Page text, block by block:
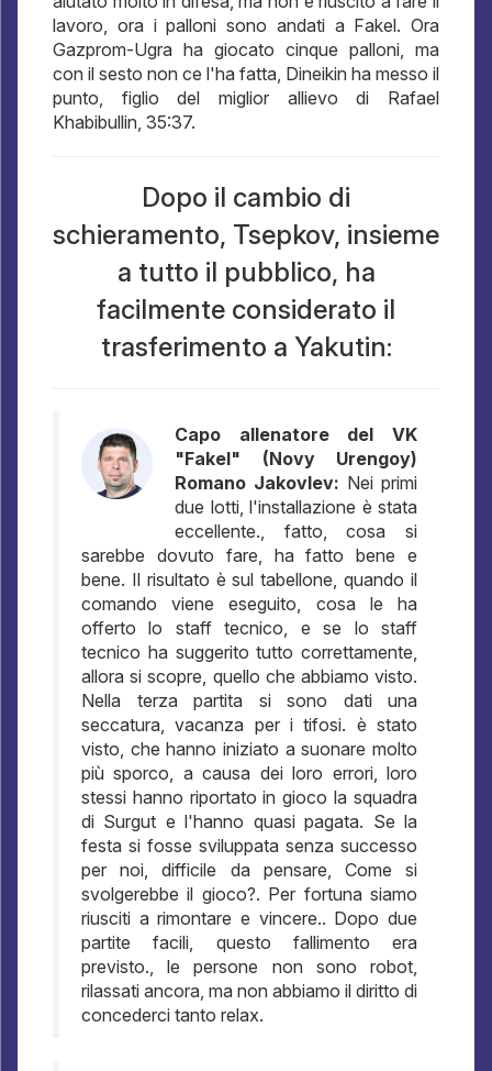
lavoro, ora i palloni sono andati a Fakel. Ora
Gazprom-Ugra ha giocato cinque palloni, ma
con il sesto non ce l'ha fatta, Dineikin ha messo il
punto, figlio del miglior allievo di Rafael
Khabibullin, 35:37.
Dopo il cambio di
schieramento, Tsepkov, insieme
a tutto il pubblico, ha
facilmente considerato il
trasferimento a Yakutin:
Capo allenatore del VK
"Fakel" (Novy Urengoy)
Romano Jakovlev: Nei primi
due lotti, l'installazione è stata
eccellente., fatto, cosa si
sarebbe dovuto fare, ha fatto bene e
bene. Il risultato è sul tabellone, quando il
comando viene eseguito, cosa le ha
offerto lo staff tecnico, e se lo staff
tecnico ha suggerito tutto correttamente,
allora si scopre, quello che abbiamo visto.
Nella terza partita si sono dati una
seccatura, vacanza per i tifosi. è stato
visto, che hanno iniziato a suonare molto
più sporco, a causa dei loro errori, loro
stessi hanno riportato in gioco la squadra
di Surgut e l'hanno quasi pagata. Se la
festa si fosse sviluppata senza successo
per noi, difficile da pensare, Come si
svolgerebbe il gioco?. Per fortuna siamo
riusciti a rimontare e vincere.. Dopo due
partite facili, questo fallimento era
previsto., le persone non sono robot,
rilassati ancora, ma non abbiamo il diritto di
concederci tanto relax.